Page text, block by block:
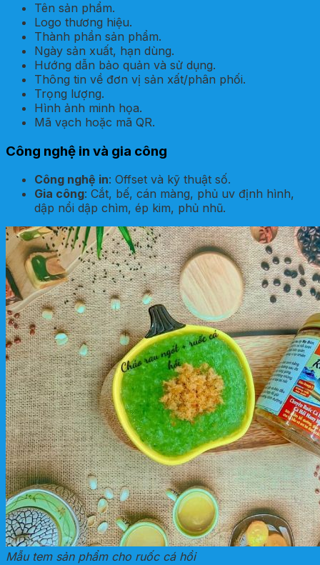
Tên sản phẩm.
Logo thương hiệu.
Thành phần sản phẩm.
Ngày sản xuất, hạn dùng.
Hướng dẫn bảo quản và sử dụng.
Thông tin về đơn vị sản xất/phân phối.
Trọng lượng.
Hình ảnh minh họa.
Mã vạch hoặc mã QR.
Công nghệ in và gia công
Công nghệ in: Offset và kỹ thuật số.
Gia công: Cắt, bế, cán màng, phủ uv định hình,
dập nổi dập chìm, ép kim, phủ nhũ.
Mẫu tem sản phẩm cho ruốc cá hồi